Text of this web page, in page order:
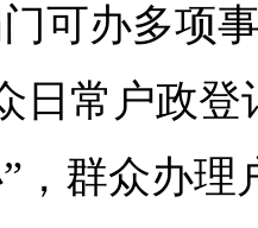
可办多项
日常户政登
，群众办